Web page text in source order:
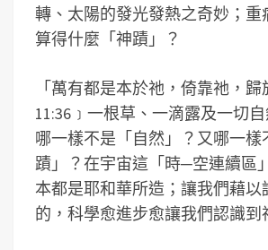
轉、太陽的發光發熱之奇妙；重
算得什麼「神蹟」？
「萬有都是本於祂，倚靠祂，
11:36﹞一根草、一滴露及一切
哪一樣不是「自然」？又哪一樣
蹟」？在宇宙這「時─空連續區
本都是耶和華所造；讓我們藉以
的，科學愈進步愈讓我們認識到